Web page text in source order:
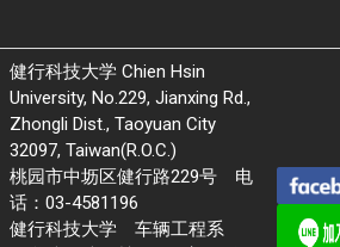
健行科技大学 Chien Hsin
University, No.229, Jianxing Rd.,
Zhongli Dist., Taoyuan City
32097, Taiwan(R.O.C.)
桃园市中坜区健行路229号 电
话：03-4581196
健行科技大学 车辆工程系